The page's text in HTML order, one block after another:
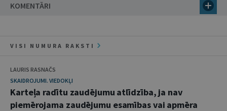
KOMENTĀRI
VISI NUMURA RAKSTI
LAURIS RASNAČS
SKAIDROJUMI. VIEDOKĻI
Karteļa radītu zaudējumu atlīdzība, ja nav
piemērojama zaudējumu esamības vai apmēra